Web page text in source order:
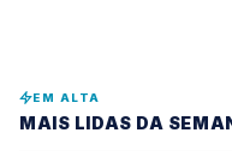
EM ALTA
MAIS LIDAS DA